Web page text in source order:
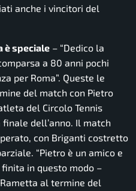
anche i vincitori del
è speciale – “Dedico la
a 80 anni pochi
per Roma”. Queste le
del match con Pietro
del Circolo Tennis
dell’anno. Il match
con Briganti costretto
“Pietro è un amico e
in questo modo –
al termine del